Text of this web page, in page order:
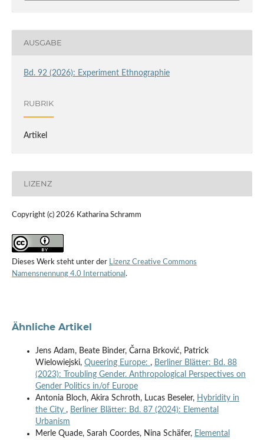
AUSGABE
Bd. 92 (2026): Experiment Ethnographie
RUBRIK
Artikel
LIZENZ
Copyright (c) 2026 Katharina Schramm
Dieses Werk steht unter der Lizenz Creative Commons
Namensnennung 4.0 International .
Ähnliche Artikel
Jens Adam, Beate Binder, Čarna Brković, Patrick
Wielowiejski, Queering Europe: , Berliner Blätter: Bd. 88
(2023): Troubling Gender. Anthropological Perspectives on
Gender Politics in/of Europe
Antonia Bloch, Akira Schroth, Lucas Beseler, Hybridity in
the City , Berliner Blätter: Bd. 87 (2024): Elemental
Urbanism
Merle Quade, Sarah Coordes, Nina Schäfer, Elemental